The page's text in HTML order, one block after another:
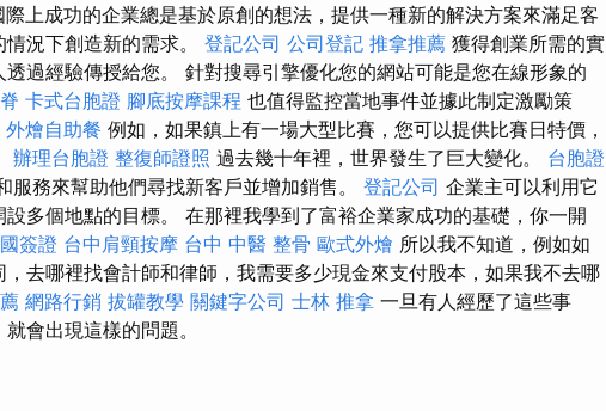
際上成功的企業總是基於原創的想法，提供一種新的解決方案來滿足客
況下創造新的需求。 登記公司 公司登記 推拿推薦 獲得創業所需的實
過經驗傳授給您。 針對搜尋引擎優化您的網站可能是您在線形象的
卡式台胞證 腳底按摩課程 也值得監控當地事件並據此制定激勵策
外燴自助餐 例如，如果鎮上有一場大型比賽，您可以提供比賽日特價，
辦理台胞證 整復師證照 過去幾十年裡，世界發生了巨大變化。 台胞證
服務來幫助他們尋找新客戶並增加銷售。 登記公司 企業主可以利用它
多個地點的目標。 在那裡我學到了富裕企業家成功的基礎，你一開
簽證 台中肩頸按摩 台中 中醫 整骨 歐式外燴 所以我不知道，例如如
去哪裡找會計師和律師，我需要多少現金來支付股本，如果我不去哪
網路行銷 拔罐教學 關鍵字公司 士林 推拿 一旦有人經歷了這些事
會出現這樣的問題。